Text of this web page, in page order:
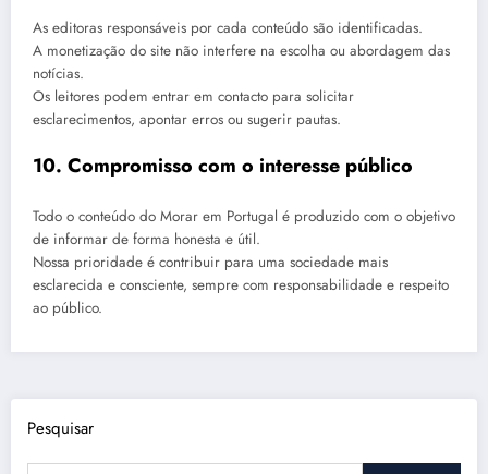
As editoras responsáveis por cada conteúdo são identificadas.
A monetização do site não interfere na escolha ou abordagem das
notícias.
Os leitores podem entrar em contacto para solicitar
esclarecimentos, apontar erros ou sugerir pautas.
10. Compromisso com o interesse público
Todo o conteúdo do Morar em Portugal é produzido com o objetivo
de informar de forma honesta e útil.
Nossa prioridade é contribuir para uma sociedade mais
esclarecida e consciente, sempre com responsabilidade e respeito
ao público.
Pesquisar